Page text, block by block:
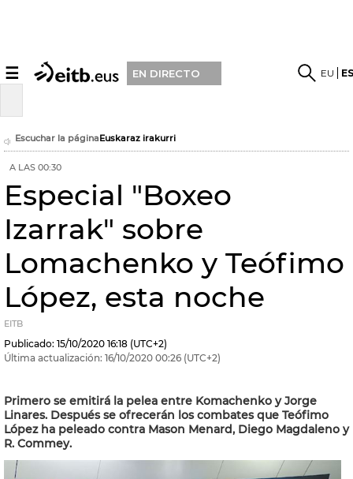
☰ EN DIRECTO EU
Escuchar la páginaEuskaraz irakurri
A LAS 00:30
Especial "Boxeo
Izarrak" sobre
Lomachenko y Teófimo
López, esta noche
EITB
Publicado: 15/10/2020 16:18 (UTC+2)
Última actualización: 16/10/2020 00:26 (UTC+2)
Primero se emitirá la pelea entre Komachenko y Jorge
Linares. Después se ofrecerán los combates que Teófimo
López ha peleado contra Mason Menard, Diego Magdaleno y
R. Commey.